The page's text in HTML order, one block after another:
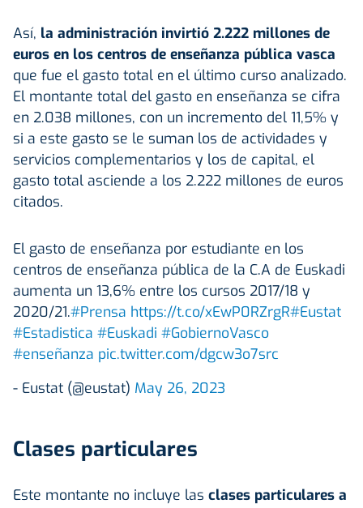
Así, la administración invirtió 2.222 millones de
euros en los centros de enseñanza pública vasca
que fue el gasto total en el último curso analizado.
El montante total del gasto en enseñanza se cifra
en 2.038 millones, con un incremento del 11,5% y
si a este gasto se le suman los de actividades y
servicios complementarios y los de capital, el
gasto total asciende a los 2.222 millones de euros
citados.
El gasto de enseñanza por estudiante en los
centros de enseñanza pública de la C.A de Euskadi
aumenta un 13,6% entre los cursos 2017/18 y
2020/21.#Prensa https://t.co/xEwP0RZrgR#Eustat
#Estadistica #Euskadi #GobiernoVasco
#enseñanza pic.twitter.com/dgcw3o7src
- Eustat (@eustat) May 26, 2023
Clases particulares
Este montante no incluye las clases particulares a